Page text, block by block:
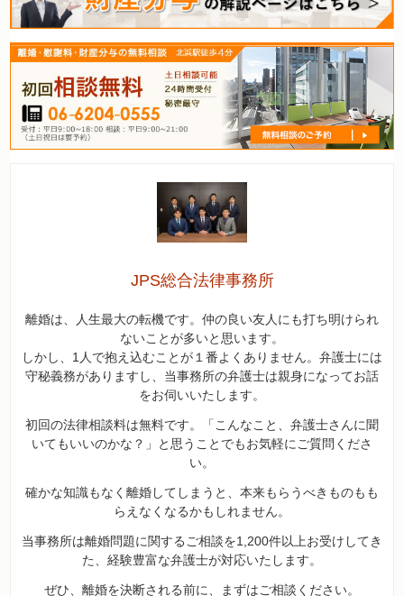
JPS総合法律事務所
離婚は、人生最大の転機です。仲の良い友人にも打ち明けられ
ないことが多いと思います。
しかし、1人で抱え込むことが１番よくありません。弁護士には
守秘義務がありますし、当事務所の弁護士は親身になってお話
をお伺いいたします。
初回の法律相談料は無料です。「こんなこと、弁護士さんに聞
いてもいいのかな？」と思うことでもお気軽にご質問くださ
い。
確かな知識もなく離婚してしまうと、本来もらうべきものもも
らえなくなるかもしれません。
当事務所は離婚問題に関するご相談を1,200件以上お受けしてき
た、経験豊富な弁護士が対応いたします。
ぜひ、離婚を決断される前に、まずはご相談ください。